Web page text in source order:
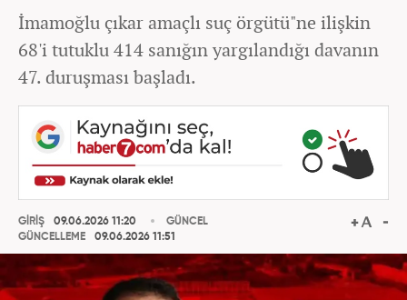
İmamoğlu çıkar amaçlı suç örgütü"ne ilişkin
68'i tutuklu 414 sanığın yargılandığı davanın
47. duruşması başladı.
GİRİŞ
09.06.2026 11:20
GÜNCELLEME
09.06.2026 11:51
GÜNCEL